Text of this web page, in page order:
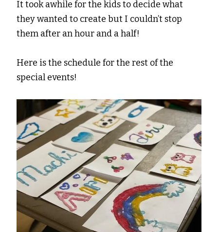
It took awhile for the kids to decide what
they wanted to create but I couldn’t stop
them after an hour and a half!
Here is the schedule for the rest of the
special events!